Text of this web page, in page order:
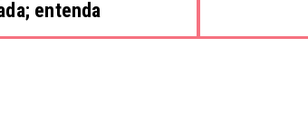
entenda